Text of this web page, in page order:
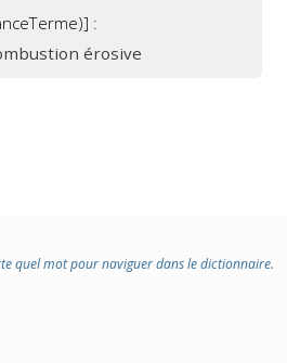
:
érosive
quel mot pour naviguer dans le dictionnaire.